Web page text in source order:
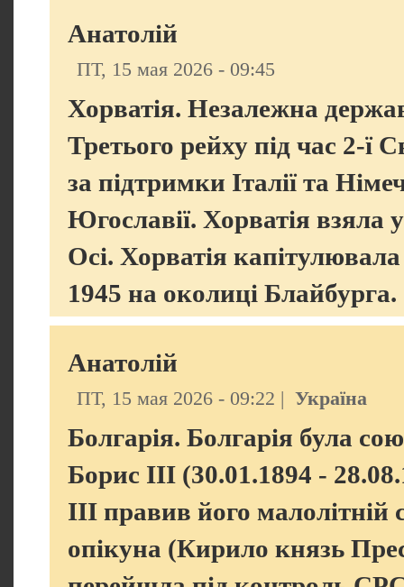
Анатолій
ПТ, 15 мая 2026 - 09:45
Хорватія. Незалежна
Третього рейху під час 2-ї
за підтримки Італії та
Югославії. Хорватія взяла
Осі. Хорватія
1945 на околиці Блайбурга.
Анатолій
ПТ, 15 мая 2026 - 09:22 | Україна
Болгарія. Болгарія була
Борис ІІІ (30.01.1894 -
ІІІ правив його
опікуна (Кирило князь